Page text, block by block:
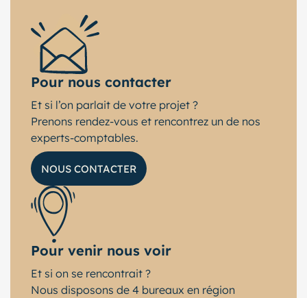
Pour nous contacter
Et si l’on parlait de votre projet ?
Prenons rendez-vous et rencontrez un de nos
experts-comptables.
NOUS CONTACTER
Pour venir nous voir
Et si on se rencontrait ?
Nous disposons de 4 bureaux en région